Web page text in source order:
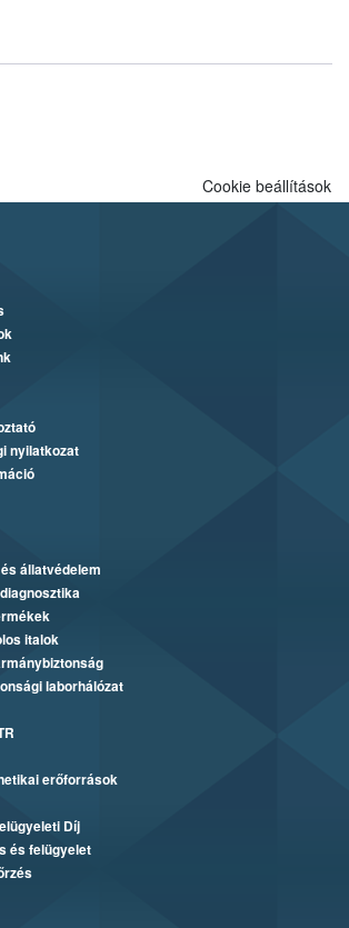
valamint a veszélyes eb tartását és annak
megítélésében jártas szakértőt.
Cookie beállítások
nyilatkozat
állatvédelem
italok
laborhálózat
erőforrások
Díj
és felügyelet